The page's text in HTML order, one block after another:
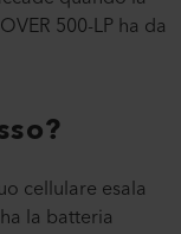
500-LP ha da
cellulare esala
la batteria